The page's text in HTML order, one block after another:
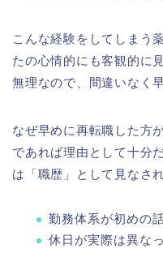
こんな経験をしてしまう
たの心情的にも客観的に
無理なので、間違いなく
なぜ早めに再転職した方
であれば理由として十分
は「職歴」として見なさ
勤務体系が初めの
休日が実際は異な